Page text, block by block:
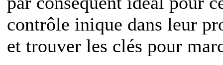
contrôle inique dans leur
et trouver les clés pour